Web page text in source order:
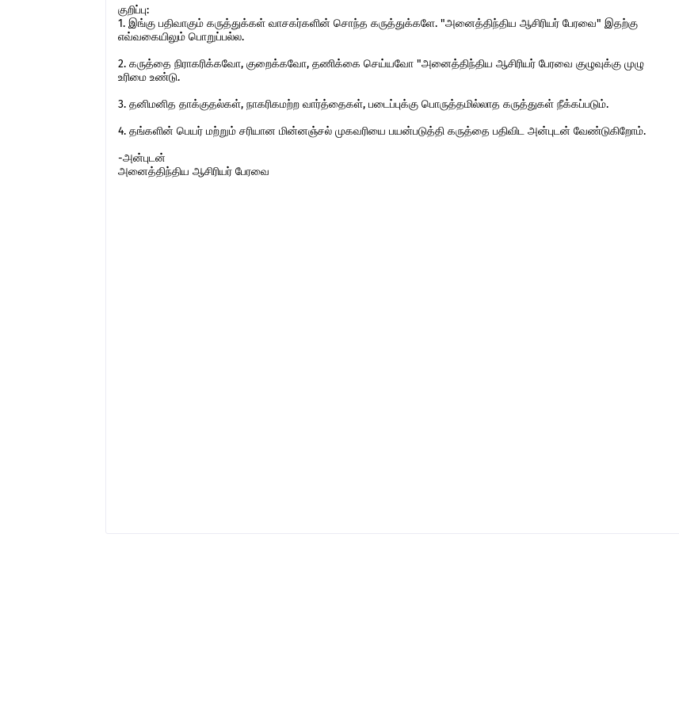
குறிப்பு:
1. இங்கு பதிவாகும் கருத்துக்கள் வாசகர்களின் சொந்த கருத்துக்களே. "அனைத்திந்திய ஆசிரியர் பேரவை" இதற்கு
எவ்வகையிலும் பொறுப்பல்ல.
2. கருத்தை நிராகரிக்கவோ, குறைக்கவோ, தணிக்கை செய்யவோ "அனைத்திந்திய ஆசிரியர் பேரவை குழுவுக்கு முழு
உரிமை உண்டு.
3. தனிமனித தாக்குதல்கள், நாகரிகமற்ற வார்த்தைகள், படைப்புக்கு பொருத்தமில்லாத கருத்துகள் நீக்கப்படும்.
4. தங்களின் பெயர் மற்றும் சரியான மின்னஞ்சல் முகவரியை பயன்படுத்தி கருத்தை பதிவிட அன்புடன் வேண்டுகிறோம்.
-அன்புடன்
அனைத்திந்திய ஆசிரியர் பேரவை